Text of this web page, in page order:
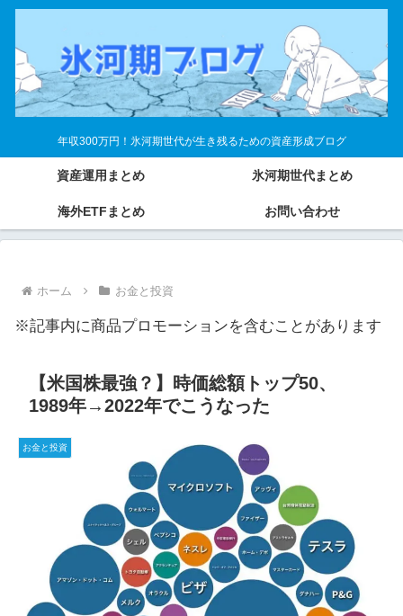
年収300万円！氷河期世代が生き残るための資産形成ブログ
資産運用まとめ 氷河期世代まとめ
海外ETFまとめ お問い合わせ
ホーム お金と投資
※記事内に商品プロモーションを含むことがあります
【米国株最強？】時価総額トップ50、
1989年→2022年でこうなった
お金と投資